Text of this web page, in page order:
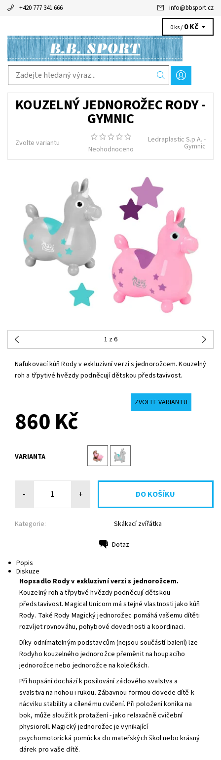
+420 777 341 666 info@bbsport.cz
0 ks / 0 Kč
KOUZELNÝ JEDNOROŽEC RODY -
GYMNIC
Zvolte variantu
Neohodnoceno
Ledraplastic S.p.A. -
Gymnic
1 z 6
Nafukovací kůň Rody v exkluzivní verzi s jednorožcem. Kouzelný
roh a třpytivé hvězdy podněcují dětskou představivost.
ZVOLTE VARIANTU
860 Kč
VARIANTA
- +
Kategorie: Skákací zvířátka
Dotaz
Popis
Diskuze
Hopsadlo Rody v exkluzivní verzi s jednorožcem.
Kouzelný roh a třpytivé hvězdy podněcují dětskou
představivost. Magical Unicorn má stejné vlastnosti jako kůň
Rody. Také Rody Magický jednorožec pomáhá vašemu dítěti
rozvíjet rovnováhu, pohybové dovednosti a koordinaci.
Díky odnímatelným podstavcům (nejsou součástí balení) lze
Rodyho kouzelného jednorožce přeměnit na houpacího
jednorožce nebo jednorožce na kolečkách.
Při hopsání dochází k posilování zádového svalstva a
svalstva na nohou i rukou. Zábavnou formou dovede dítě k
nácviku stability a cílenému cvičení. Při položení koníka na
bok, může sloužit k protažení - jako relaxačně cvičební
physioroll. Magický jednorožec je vynikající
psychomotorická pomůcka do mateřských škol nebo krásný
dárek pro vaše dítě.